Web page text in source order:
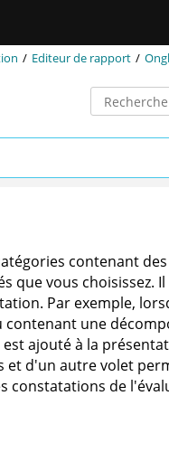
Editeur de rapport
contenant
que vous choisissez.
Par exemple,
une
ajouté à la
et d'un autre volet
constatations de